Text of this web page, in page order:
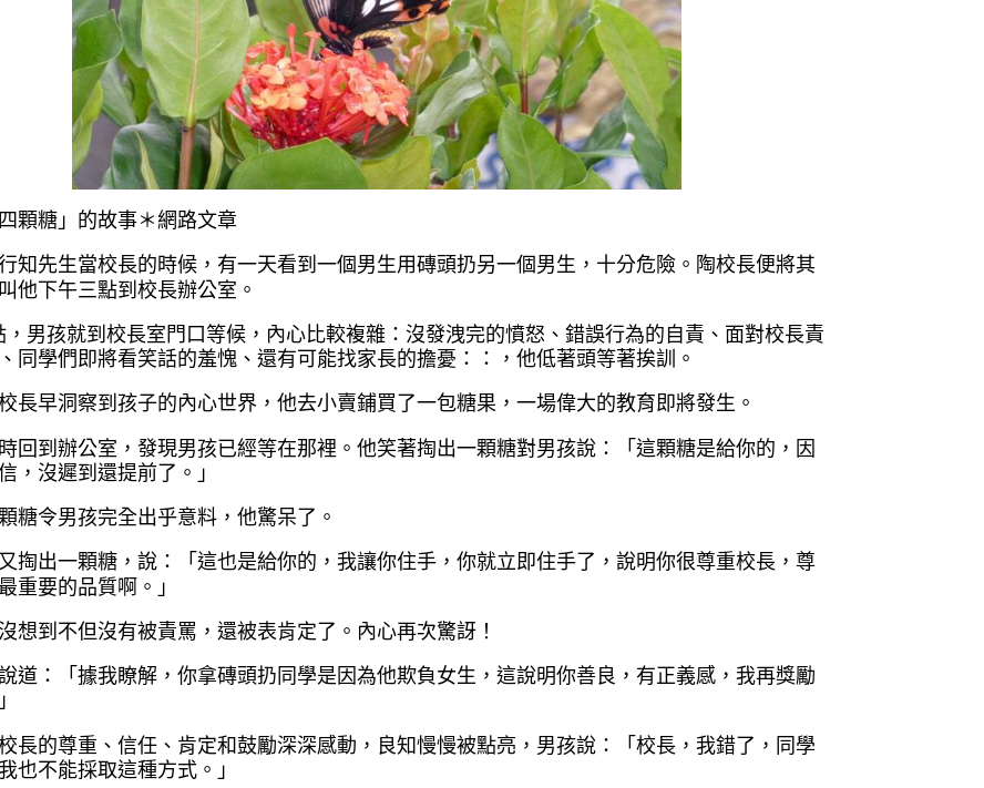
顆糖」的故事＊網路文章
知先生當校長的時候，有一天看到一個男生用磚頭扔另一個男生， 十分危險。陶校長便將其
他下午三點到校長辦公室。
，男孩就到校長室門口等候，內心比較複雜：沒發洩完的憤怒、錯誤行為的自責、面對校長責
同學們即將看笑話的羞愧、還有可能找家長的擔憂：：，他低著頭等著挨訓。
長早洞察到孩子的內心世界，他去小賣鋪買了一包糖果，一場偉大的教育即將發生。
回到辦公室，發現男孩已經等在那裡。他笑著掏出一顆糖對男孩說：「這顆糖是給你的，因
，沒遲到還提前了。」
糖令男孩完全出乎意料， 他驚呆了。
掏出一顆糖，說：「這也是給你的，我讓你住手，你就立即住手了 ，說明你很尊重校長，尊
重要的品質啊。」
想到不但沒有被責罵，還被表肯定了。內心再次驚訝！
道：「據我瞭解，你拿磚頭扔同學是因為他欺負女生，這說明你善良，有正義感，我再獎勵
長的尊重、信任、肯定和 鼓勵深深感動，良知慢慢被點亮，男孩說：「校長，我錯了，同學
也不能採取這種方式。」